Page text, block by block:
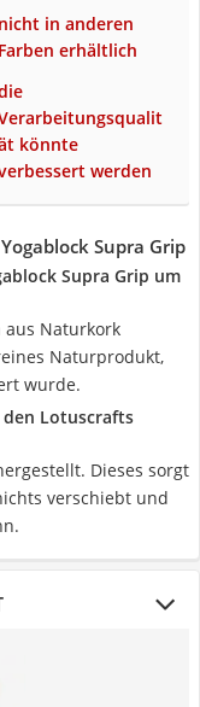
nicht in anderen
Farben erhältlich
könnte
werden
Supra Grip
Supra Grip um
aus Naturkork
Naturprodukt,
wurde.
Lotuscrafts
Dieses sorgt
verschiebt und